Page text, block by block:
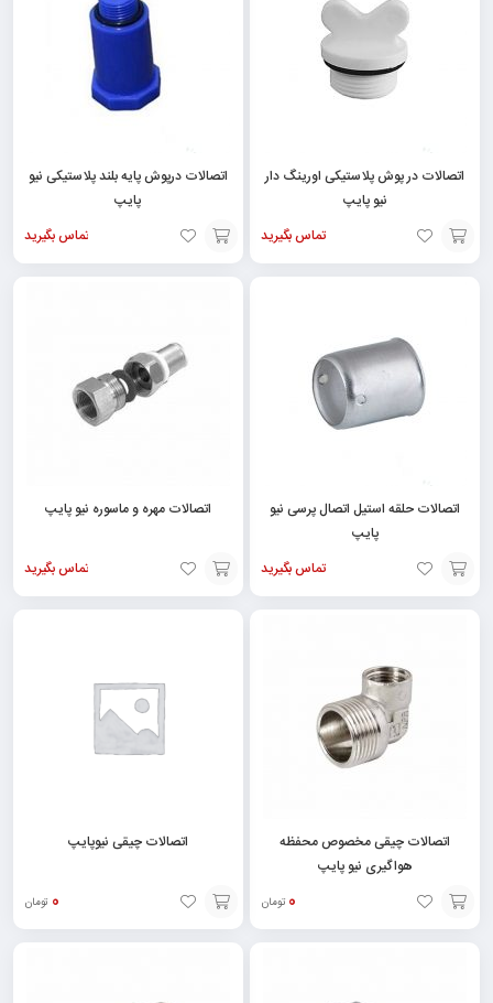
اتصالات در پوش پلاستیکی اورینگ دار
نیو پایپ
تماس بگیرید
افزودن
اتصالات درپوش پایه بلند پلاستیکی نیو
پایپ
تماس بگیرید
افزودن
اتصالات حلقه استیل اتصال پرسی نیو
پایپ
تماس بگیرید
افزودن
اتصالات مهره و ماسوره نیو پایپ
تماس بگیرید
افزودن
اتصالات چیقی مخصوص محفظه
هواگیری نیو پایپ
0 تومان
انتخاب
اتصالات چیقی نیوپایپ
0 تومان
انتخاب